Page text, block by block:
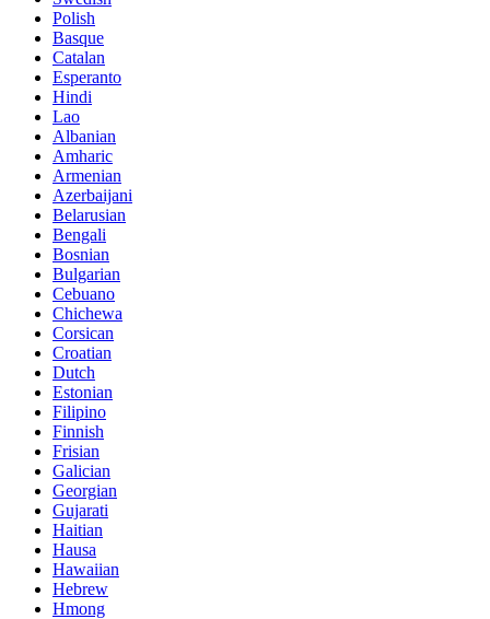
Polish
Basque
Catalan
Esperanto
Hindi
Lao
Albanian
Amharic
Armenian
Azerbaijani
Belarusian
Bengali
Bosnian
Bulgarian
Cebuano
Chichewa
Corsican
Croatian
Dutch
Estonian
Filipino
Finnish
Frisian
Galician
Georgian
Gujarati
Haitian
Hausa
Hawaiian
Hebrew
Hmong